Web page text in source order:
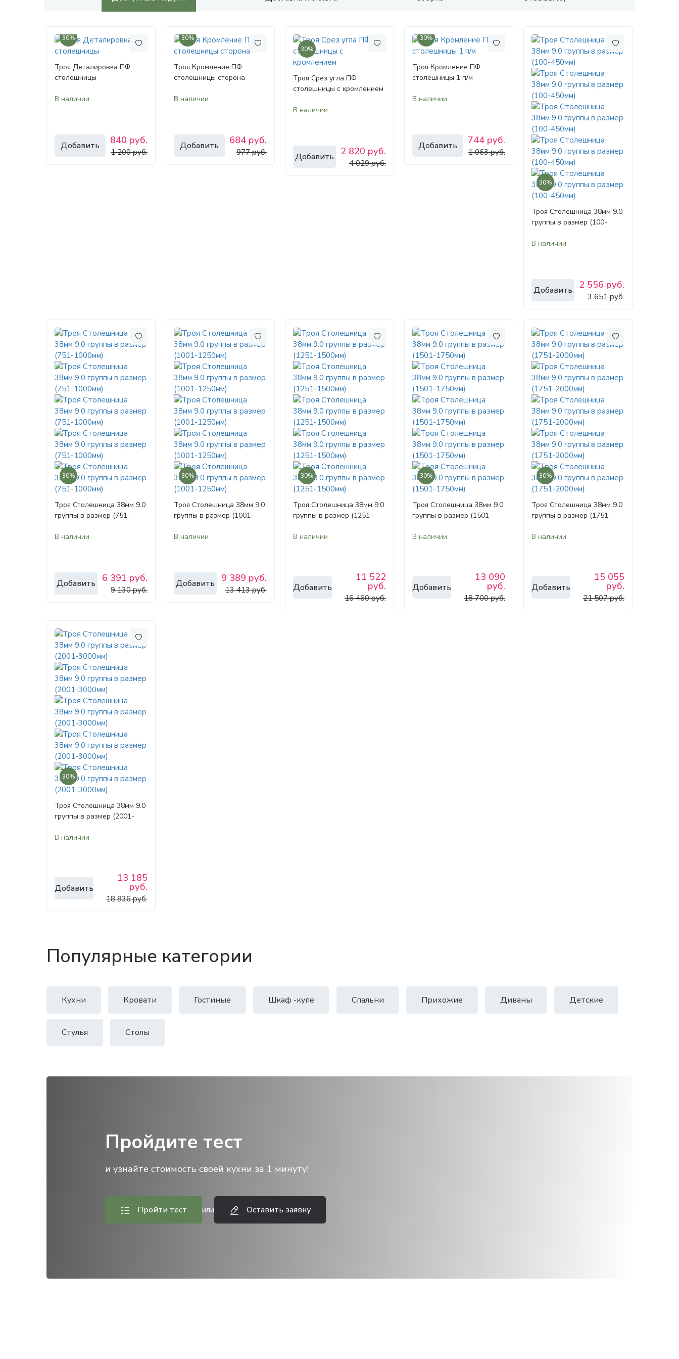
30%
Троя Деталировка ПФ
столешницы
В наличии
Добавить 840 руб.
1 200 руб.
30%
Троя Кромление ПФ
столешницы сторона
В наличии
Добавить 684 руб.
977 руб.
30%
Троя Срез угла ПФ
столешницы с кромлением
В наличии
Добавить 2 820 руб.
4 029 руб.
30%
Троя Кромление ПФ
столешницы 1 п/м
В наличии
Добавить 744 руб.
1 063 руб.
30%
Троя Столешница 38мм 9.0
группы в размер (100-
В наличии
Добавить 2 556 руб.
3 651 руб.
30%
Троя Столешница 38мм 9.0
группы в размер (751-
В наличии
Добавить 6 391 руб.
9 130 руб.
30%
Троя Столешница 38мм 9.0
группы в размер (1001-
В наличии
Добавить 9 389 руб.
13 413 руб.
30%
Троя Столешница 38мм 9.0
группы в размер (1251-
В наличии
Добавить
11 522
руб.
16 460 руб.
30%
Троя Столешница 38мм 9.0
группы в размер (1501-
В наличии
Добавить
13 090
руб.
18 700 руб.
30%
Троя Столешница 38мм 9.0
группы в размер (1751-
В наличии
Добавить
15 055
руб.
21 507 руб.
30%
Троя Столешница 38мм 9.0
группы в размер (2001-
В наличии
Добавить
13 185
руб.
18 836 руб.
Популярные категории
Кухни Кровати Гостиные Шкаф -купе Спальни Прихожие Диваны Детские
Стулья Столы
Пройдите тест
и узнайте стоимость своей кухни за 1 минуту!
Пройти тест или Оставить заявку